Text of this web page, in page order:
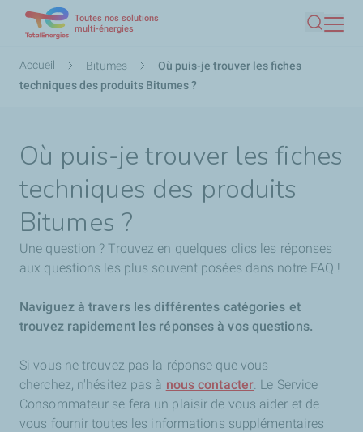
contenu
principal
Toutes nos solutions
multi-énergies
Fil
d'Ariane
Accueil Bitumes
Où puis-je trouver les fiches
techniques des produits Bitumes ?
Où puis-je trouver les fiches
techniques des produits
Bitumes ?
Une question ? Trouvez en quelques clics les réponses
aux questions les plus souvent posées dans notre FAQ !
Naviguez à travers les différentes catégories et
trouvez rapidement les réponses à vos questions.
Si vous ne trouvez pas la réponse que vous
cherchez, n'hésitez pas à nous contacter. Le Service
Consommateur se fera un plaisir de vous aider et de
vous fournir toutes les informations supplémentaires